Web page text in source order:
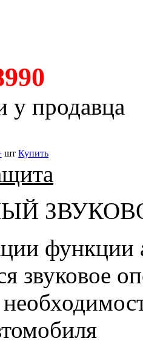
у продавца
шт Купить
функции
звуковое